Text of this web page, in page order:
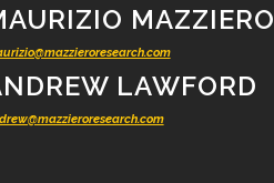
MAZZIERO
LAWFORD